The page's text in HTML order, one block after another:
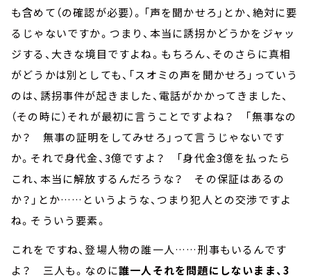
も含めて（の確認が必要）。「声を聞かせろ」とか、絶対に要
るじゃないですか。つまり、本当に誘拐かどうかをジャッ
ジする、大きな境目ですよね。もちろん、そのさらに真相
がどうかは別としても、「スオミの声を聞かせろ」っていう
のは、誘拐事件が起きました、電話がかかってきました、
（その時に）それが最初に言うことですよね？ 「無事なの
か？ 無事の証明をしてみせろ」って言うじゃないです
か。それで身代金、3億ですよ？ 「身代金3億を払ったら
これ、本当に解放するんだろうな？ その保証はあるの
か？」とか……というような、つまり犯人との交渉ですよ
ね。そういう要素。
これをですね、登場人物の誰一人……刑事もいるんです
よ？ 三人も。なのに誰一人それを問題にしないまま、3